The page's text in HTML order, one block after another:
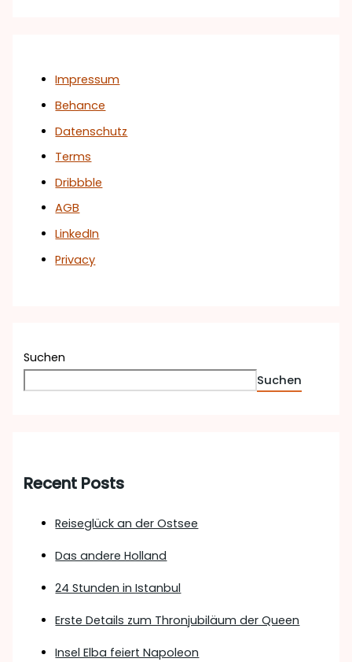
Impressum
Behance
Datenschutz
Terms
Dribbble
AGB
LinkedIn
Privacy
Suchen
Suchen
Recent Posts
Reiseglück an der Ostsee
Das andere Holland
24 Stunden in Istanbul
Erste Details zum Thronjubiläum der Queen
Insel Elba feiert Napoleon